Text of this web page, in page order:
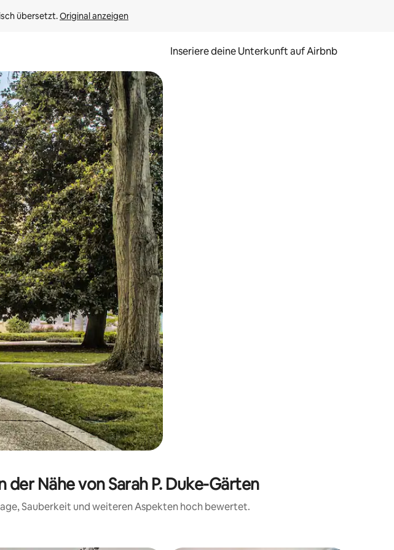
übersetzt. Original anzeigen
Inseriere deine Unterkunft auf Airbnb
die Ergebnisse durch Berühren oder Wischgesten.
Nähe von Sarah P. Duke-Gärten
Sauberkeit und weiteren Aspekten hoch bewertet.